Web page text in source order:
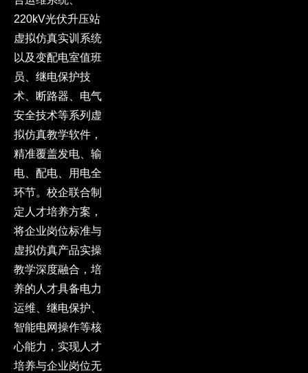
220kV光伏升压站
虚拟仿真实训系统
以及变配电室值班
员、继电保护技
术、断路器、电气
安全技术等系列虚
拟仿真教学软件，
精准覆盖发电、输
电、配电、用电全
环节。校企联合制
定人才培养方案，
将企业岗位标准与
虚拟仿真产品实操
教学深度融合，培
养的人才具备电力
运维、继电保护、
智能电网操作等核
心能力，实现人才
培养与企业岗位无